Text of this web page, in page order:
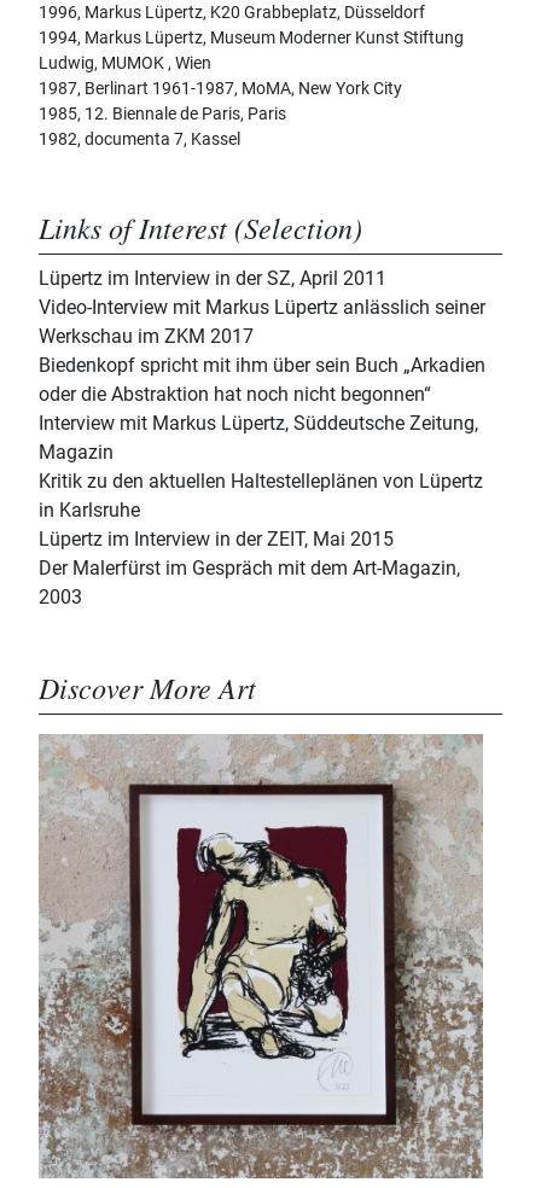
1996, Markus Lüpertz, K20 Grabbeplatz, Düsseldorf
1994, Markus Lüpertz, Museum Moderner Kunst Stiftung
Ludwig, MUMOK , Wien
1987, Berlinart 1961-1987, MoMA, New York City
1985, 12. Biennale de Paris, Paris
1982, documenta 7, Kassel
Links of Interest (Selection)
Lüpertz im Interview in der SZ, April 2011
Video-Interview mit Markus Lüpertz anlässlich seiner
Werkschau im ZKM 2017
Biedenkopf spricht mit ihm über sein Buch „Arkadien
oder die Abstraktion hat noch nicht begonnen“
Interview mit Markus Lüpertz, Süddeutsche Zeitung,
Magazin
Kritik zu den aktuellen Haltestelleplänen von Lüpertz
in Karlsruhe
Lüpertz im Interview in der ZEIT, Mai 2015
Der Malerfürst im Gespräch mit dem Art-Magazin,
2003
Discover More Art